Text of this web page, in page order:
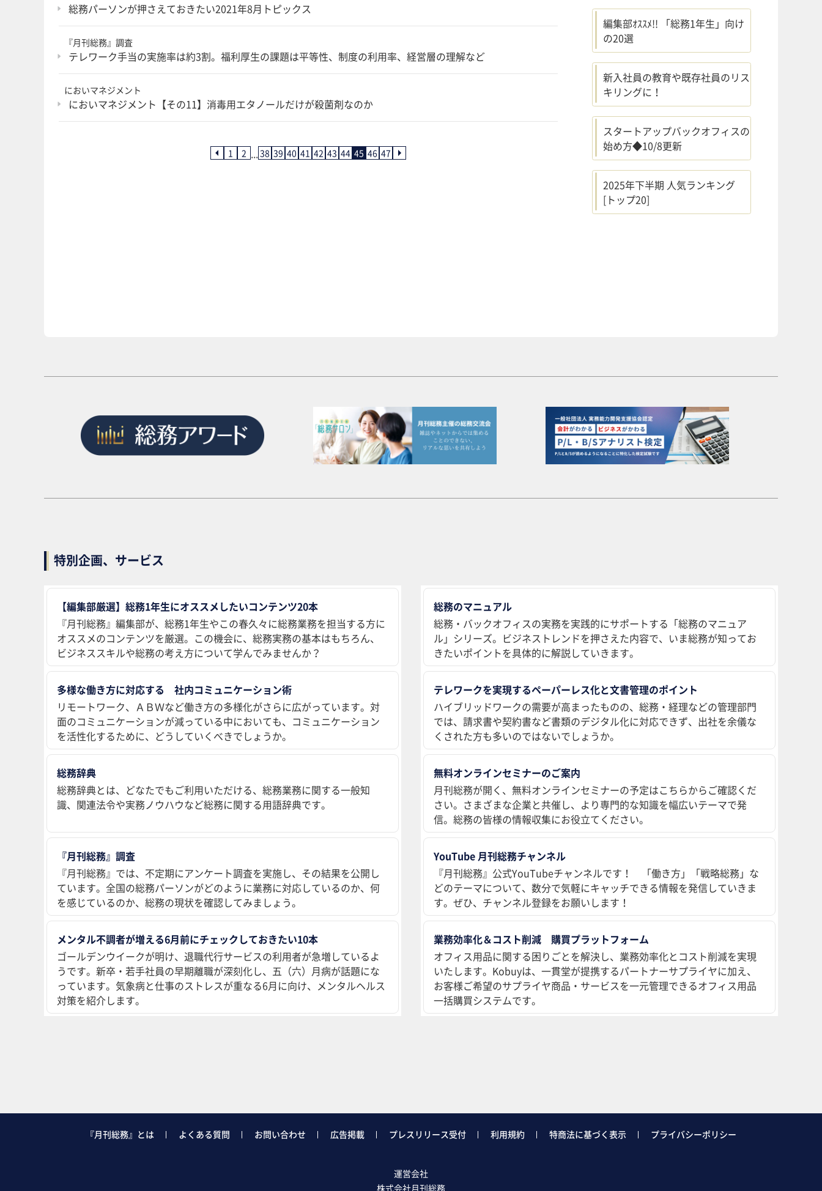
総務パーソンが押さえておきたい2021年8月トピックス
『月刊総務』調査
テレワーク手当の実施率は約3割。福利厚生の課題は平等性、制度の利用率、経営層の理解など
においマネジメント
においマネジメント【その11】消毒用エタノールだけが殺菌剤なのか
1 2 ... 38 39 40 41 42 43 44 45 46 47
編集部ｵｽｽﾒ!! 「総務1年生」向け
の20選
新入社員の教育や既存社員のリス
キリングに！
スタートアップバックオフィスの
始め方◆10/8更新
2025年下半期 人気ランキング
[トップ20]
特別企画、サービス
【編集部厳選】総務1年生にオススメしたいコンテンツ20本
『月刊総務』編集部が、総務1年生やこの春久々に総務業務を担当する方に
オススメのコンテンツを厳選。この機会に、総務実務の基本はもちろん、
ビジネススキルや総務の考え方について学んでみませんか？
総務のマニュアル
総務・バックオフィスの実務を実践的にサポートする「総務のマニュア
ル」シリーズ。ビジネストレンドを押さえた内容で、いま総務が知ってお
きたいポイントを具体的に解説していきます。
多様な働き方に対応する 社内コミュニケーション術
リモートワーク、ＡＢＷなど働き方の多様化がさらに広がっています。対
面のコミュニケーションが減っている中においても、コミュニケーション
を活性化するために、どうしていくべきでしょうか。
テレワークを実現するペーパーレス化と文書管理のポイント
ハイブリッドワークの需要が高まったものの、総務・経理などの管理部門
では、請求書や契約書など書類のデジタル化に対応できず、出社を余儀な
くされた方も多いのではないでしょうか。
総務辞典
総務辞典とは、どなたでもご利用いただける、総務業務に関する一般知
識、関連法令や実務ノウハウなど総務に関する用語辞典です。
無料オンラインセミナーのご案内
月刊総務が開く、無料オンラインセミナーの予定はこちらからご確認くだ
さい。さまざまな企業と共催し、より専門的な知識を幅広いテーマで発
信。総務の皆様の情報収集にお役立てください。
『月刊総務』調査
『月刊総務』では、不定期にアンケート調査を実施し、その結果を公開し
ています。全国の総務パーソンがどのように業務に対応しているのか、何
を感じているのか、総務の現状を確認してみましょう。
YouTube 月刊総務チャンネル
『月刊総務』公式YouTubeチャンネルです！ 「働き方」「戦略総務」な
どのテーマについて、数分で気軽にキャッチできる情報を発信していきま
す。ぜひ、チャンネル登録をお願いします！
メンタル不調者が増える6月前にチェックしておきたい10本
ゴールデンウイークが明け、退職代行サービスの利用者が急増しているよ
うです。新卒・若手社員の早期離職が深刻化し、五（六）月病が話題にな
っています。気象病と仕事のストレスが重なる6月に向け、メンタルヘルス
対策を紹介します。
業務効率化＆コスト削減 購買プラットフォーム
オフィス用品に関する困りごとを解決し、業務効率化とコスト削減を実現
いたします。Kobuyは、一貫堂が提携するパートナーサプライヤに加え、
お客様ご希望のサプライヤ商品・サービスを一元管理できるオフィス用品
一括購買システムです。
『月刊総務』とは よくある質問 お問い合わせ 広告掲載 プレスリリース受付 利用規約 特商法に基づく表示 プライバシーポリシー
運営会社
株式会社月刊総務